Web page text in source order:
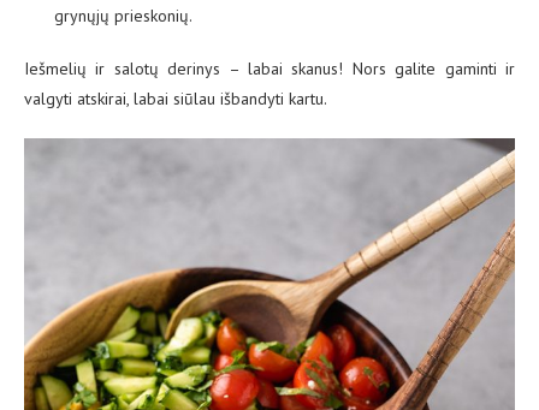
grynųjų prieskonių.
Iešmelių ir salotų derinys – labai skanus! Nors galite gaminti ir
valgyti atskirai, labai siūlau išbandyti kartu.